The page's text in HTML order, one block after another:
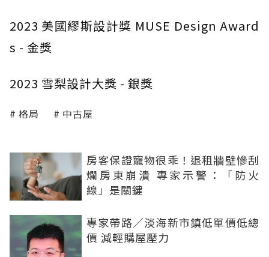
2023 美國繆斯設計獎 MUSE Design Award
s - 金獎
2023 雪梨設計大獎 - 銀獎
格局 中古屋
房客保證寵物很乖！退租牆壁慘刮
爛房東崩潰 專家示警：「防火
線」是關鍵
專家帶路／淡海新市鎮低單價低總
價 減輕購屋壓力